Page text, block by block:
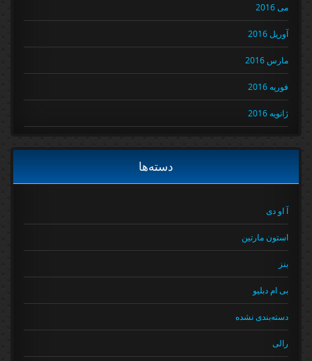
می 2016
آوریل 2016
مارس 2016
فوریه 2016
ژانویه 2016
دسته‌ها
آ او دی
استون مارتین
بی ام دبلیو
دسته‌بندی نشده
رالی